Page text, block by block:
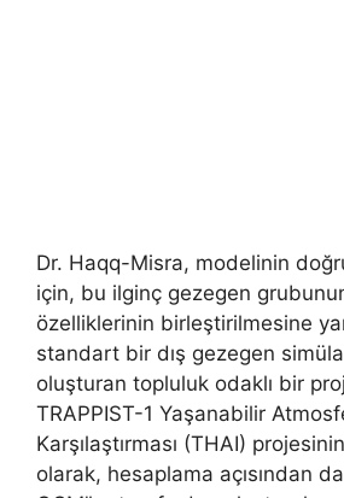
Dr. Haqq-Misra, modelinin
için, bu ilginç gezegen
özelliklerinin birleştirilmesine
standart bir dış gezegen
oluşturan topluluk odaklı bir
TRAPPIST-1 Yaşanabilir
Karşılaştırması (THAI)
olarak, hesaplama açısından